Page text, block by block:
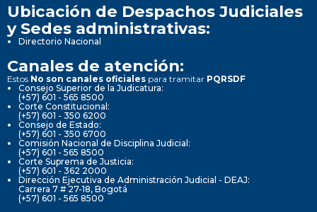
Ubicación de Despachos Judiciales
y Sedes administrativas:
Directorio Nacional
Canales de atención:
Estos No son canales oficiales para tramitar PQRSDF
Consejo Superior de la Judicatura:
(+57) 601 - 565 8500
Corte Constitucional:
(+57) 601 - 350 6200
Consejo de Estado:
(+57) 601 - 350 6700
Comisión Nacional de Disciplina Judicial:
(+57) 601 - 565 8500
Corte Suprema de Justicia:
(+57) 601 - 362 2000
Dirección Ejecutiva de Administración Judicial - DEAJ:
Carrera 7 # 27-18, Bogotá
(+57) 601 - 565 8500